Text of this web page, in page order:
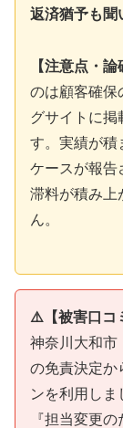
返済猶予も聞
【注意点・論
のは顧客確保
グサイトに掲
す。実績が積
ケースが報告
滞料が積み上
ん。
⚠️【被害口コ
神奈川大和市
の免責決定か
ンを利用し
『担当変更